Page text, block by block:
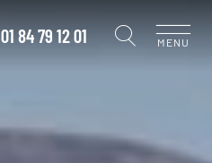
01 84 79 12 01 MENU